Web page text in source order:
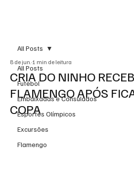
All Posts
Futebol
Embaixadas e Consulados
Esportes Olímpicos
Excursões
Flamengo
All Posts
CRIA DO NINHO
FLAMENGO APÓS
COPA
8 de jun. 1 min de leitura